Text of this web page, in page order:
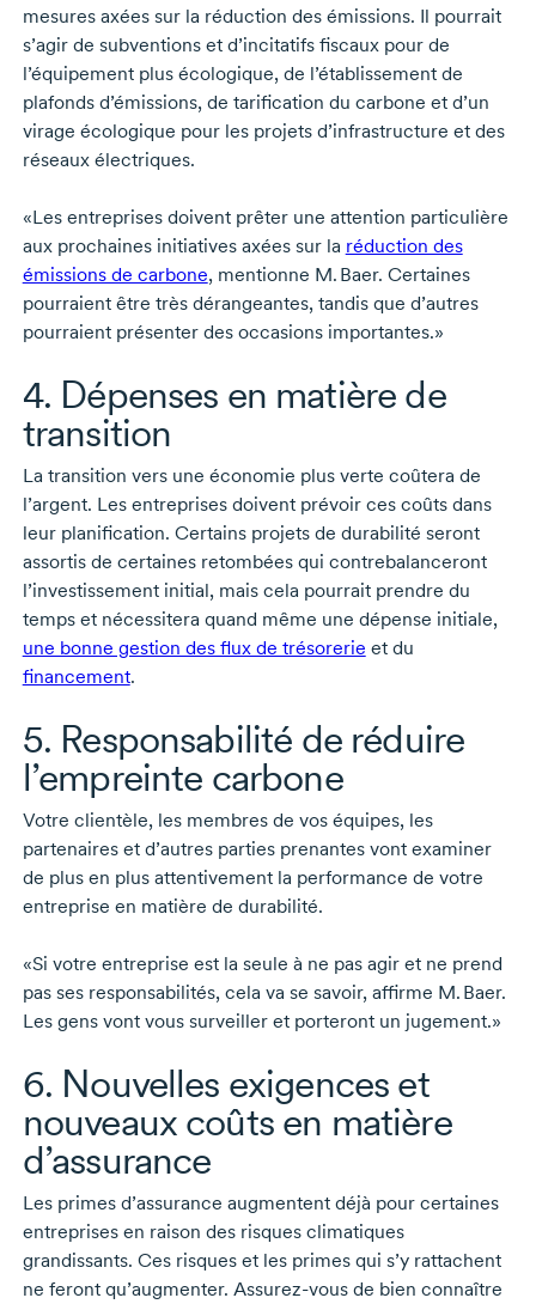
mesures axées sur la réduction des émissions. Il pourrait
s’agir de subventions et d’incitatifs fiscaux pour de
l’équipement plus écologique, de l’établissement de
plafonds d’émissions, de tarification du carbone et d’un
virage écologique pour les projets d’infrastructure et des
réseaux électriques.
«Les entreprises doivent prêter une attention particulière
aux prochaines initiatives axées sur la réduction des
émissions de carbone, mentionne M. Baer. Certaines
pourraient être très dérangeantes, tandis que d’autres
pourraient présenter des occasions importantes.»
4. Dépenses en matière de
transition
La transition vers une économie plus verte coûtera de
l’argent. Les entreprises doivent prévoir ces coûts dans
leur planification. Certains projets de durabilité seront
assortis de certaines retombées qui contrebalanceront
l’investissement initial, mais cela pourrait prendre du
temps et nécessitera quand même une dépense initiale,
une bonne gestion des flux de trésorerie et du
financement.
5. Responsabilité de réduire
l’empreinte carbone
Votre clientèle, les membres de vos équipes, les
partenaires et d’autres parties prenantes vont examiner
de plus en plus attentivement la performance de votre
entreprise en matière de durabilité.
«Si votre entreprise est la seule à ne pas agir et ne prend
pas ses responsabilités, cela va se savoir, affirme M. Baer.
Les gens vont vous surveiller et porteront un jugement.»
6. Nouvelles exigences et
nouveaux coûts en matière
d’assurance
Les primes d’assurance augmentent déjà pour certaines
entreprises en raison des risques climatiques
grandissants. Ces risques et les primes qui s’y rattachent
ne feront qu’augmenter. Assurez-vousde bien connaître